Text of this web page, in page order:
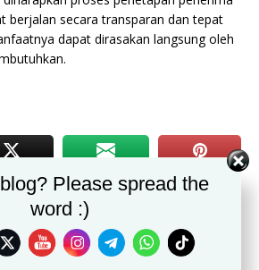
berjalan secara transparan dan tepat
dapat dirasakan langsung oleh
Ukhuwah Islamiah Keluarga Besar Masjid
Graha Arradea Laksanakan Halal
Please spread the
word :)